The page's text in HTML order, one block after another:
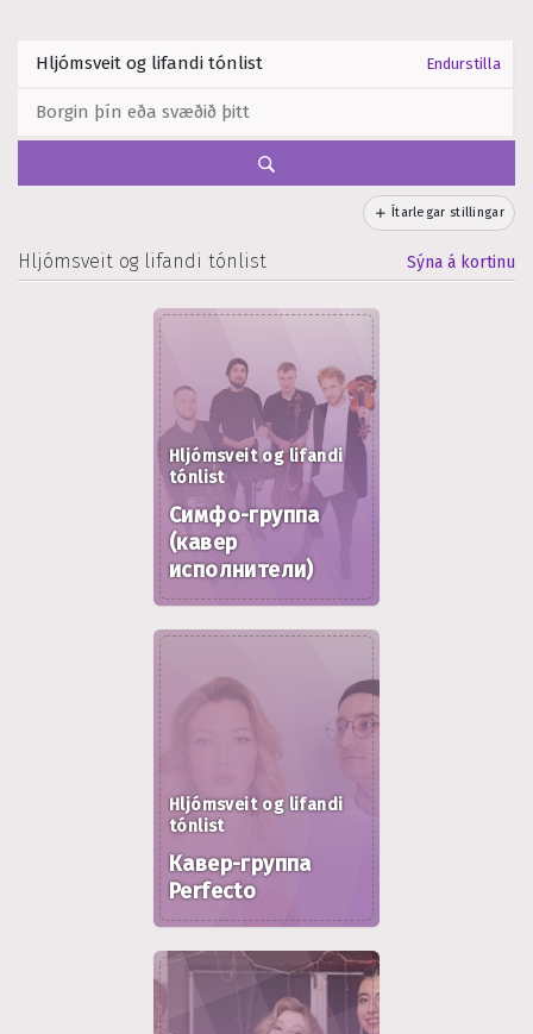
Endurstilla
Ítarlegar stillingar
Hljómsveit og lifandi tónlist Sýna á kortinu
Hljómsveit og lifandi
tónlist
Симфо-группа
(кавер
исполнители)
Hljómsveit og lifandi
tónlist
Кавер-группа
Perfecto